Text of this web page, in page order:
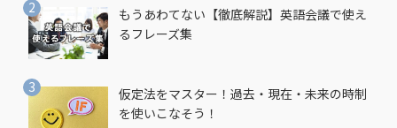
もうあわてない【徹底解説】英語会議で使え
るフレーズ集
仮定法をマスター！過去・現在・未来の時制
を使いこなそう！